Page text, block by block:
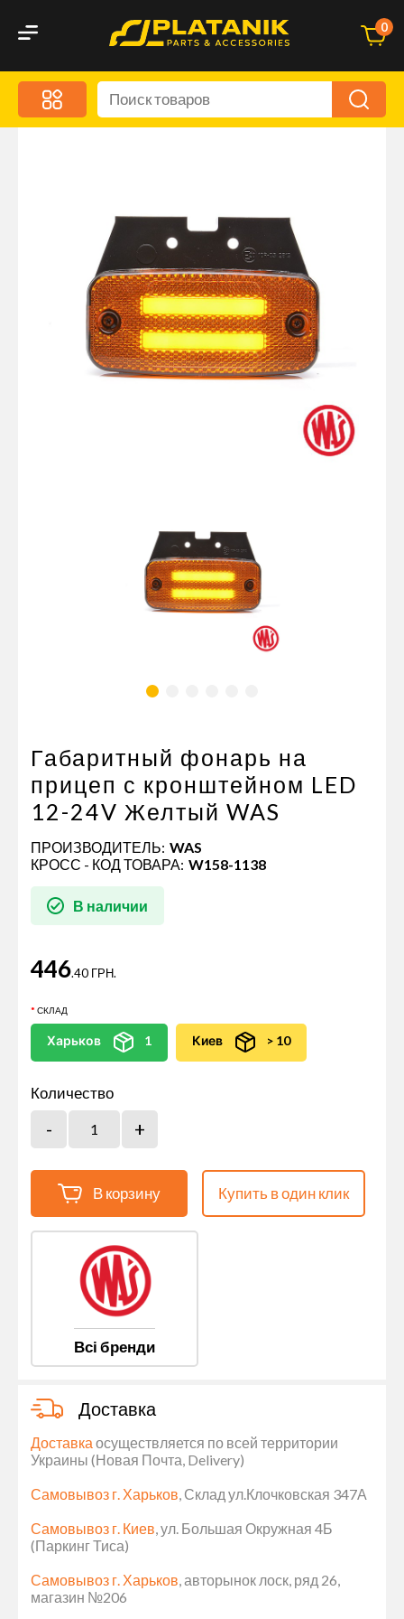
0
Меню
Акционные предложения
Автохимия и уход
Оптика и светотехника
Брызговики
Запчасти кузова и зеркала
Малый коммерческий транспорт
Маркировочные знаки и светоотражатели
Автономное отопление и
кондиционировани
Стяжные ремни и тросы
Габаритный фонарь на
прицеп с кронштейном LED
12-24V Желтый WAS
ПРОИЗВОДИТЕЛЬ: WAS
КРОСС - КОД ТОВАРА: W158-1138
В наличии
446.40 ГРН.
СКЛАД
Харьков 1 Киев > 10
Количество
В корзину Купить в один клик
Всі бренди
Доставка
Доставка осуществляется по всей территории
Украины (Новая Почта, Delivery)
Самовывоз г. Харьков, Склад ул.Клочковская 347А
Самовывоз г. Киев, ул. Большая Окружная 4Б
(Паркинг Тиса)
Самовывоз г. Харьков, авторынок лоск, ряд 26,
магазин №206